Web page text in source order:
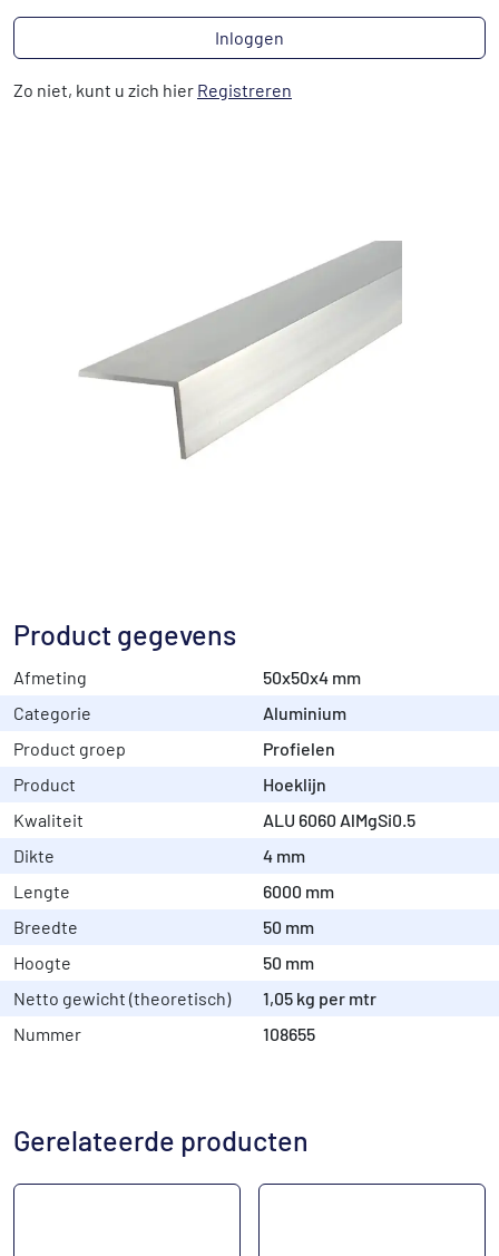
Product gegevens
Afmeting
50x50x4 mm
Categorie
Aluminium
Product groep
Profielen
Product
Hoeklijn
Kwaliteit
ALU 6060 AlMgSi0.5
Dikte
4 mm
Lengte
6000 mm
Breedte
50 mm
Hoogte
50 mm
Netto gewicht (theoretisch)
1,05 kg per mtr
Nummer
108655
Inloggen
Zo niet, kunt u zich hier Registreren
Gerelateerde producten